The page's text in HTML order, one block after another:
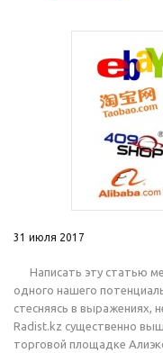
31 июля 2017
Написать эту статью
одного нашего
стесняясь в выражениях,
Radist.kz существенно
торговой площадке